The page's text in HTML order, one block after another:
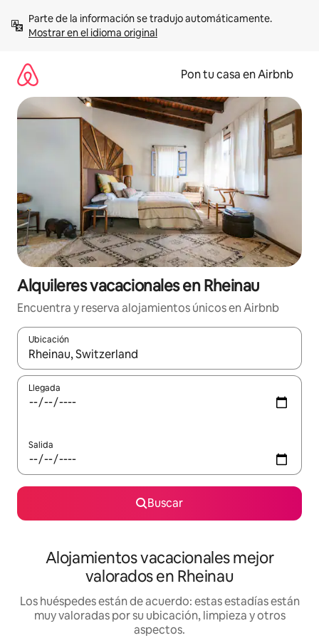
contenidoMostrar en el idioma original
Pon tu casa en Airbnb
Alquileres vacacionales en Rheinau
Encuentra y reserva alojamientos únicos en Airbnb
Ubicación
Cuando los resultados estén disponibles, navega con las
Llegada
Salida
Buscar
Alojamientos vacacionales mejor
valorados en Rheinau
Los huéspedes están de acuerdo: estas estadías están
muy valoradas por su ubicación, limpieza y otros
aspectos.